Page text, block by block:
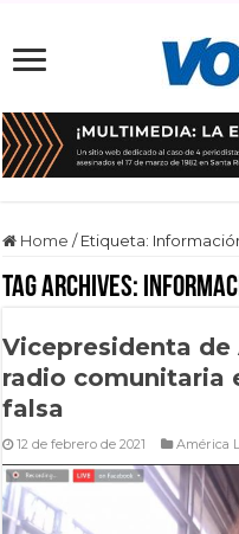
Home / Etiqueta:
Tag Archives:
Vicepresidenta de
radio comunitaria
falsa
12 de febrero de 2021 América